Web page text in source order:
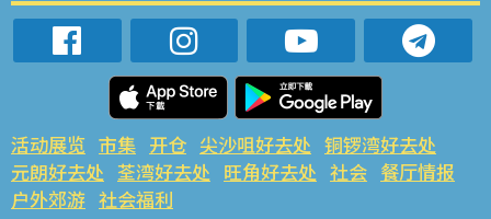
活动展览 市集 开仓 尖沙咀好去处 铜锣湾好去处
元朗好去处 荃湾好去处 旺角好去处 社会 餐厅情报
户外郊游 社会福利